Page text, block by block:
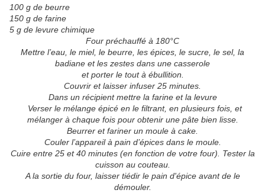
100 g de beurre
150 g de farine
5 g de levure chimique
Four préchauffé à 180°C
Mettre l’eau, le miel, le beurre, les épices, le sucre, le sel, la
badiane et les zestes dans une casserole
et porter le tout à ébullition.
Couvrir et laisser infuser 25 minutes.
Dans un récipient mettre la farine et la levure
Verser le mélange épicé en le filtrant, en plusieurs fois, et
mélanger à chaque fois pour obtenir une pâte bien lisse.
Beurrer et fariner un moule à cake.
Couler l’appareil à pain d’épices dans le moule.
Cuire entre 25 et 40 minutes (en fonction de votre four). Tester la
cuisson au couteau.
A la sortie du four, laisser tiédir le pain d'épice avant de le
démouler.